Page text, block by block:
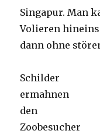
Singapur. Man
Volieren
dann ohne
Schilder
ermahnen
den
Zoobesucher